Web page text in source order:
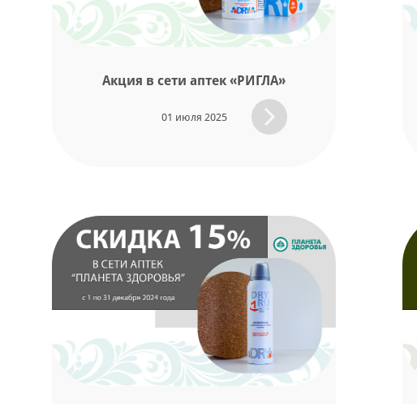
Акция в сети аптек «РИГЛА»
01 июля 2025